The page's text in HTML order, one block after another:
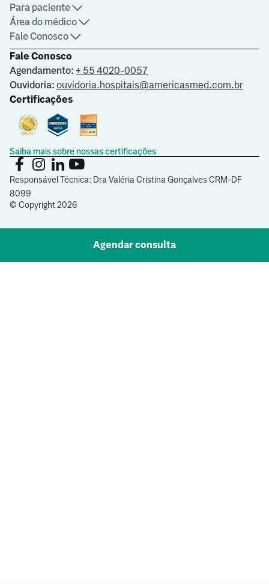
Fale Conosco
Agendamento: + 55 4020-0057
Ouvidoria: ouvidoria.hospitais@americasmed.com.br
Certificações
Saiba mais sobre nossas certificações
Para paciente
Área do médico
Fale Conosco
Responsável Técnica: Dra Valéria Cristina Gonçalves CRM-DF
8099
© Copyright2026
Agendar consulta